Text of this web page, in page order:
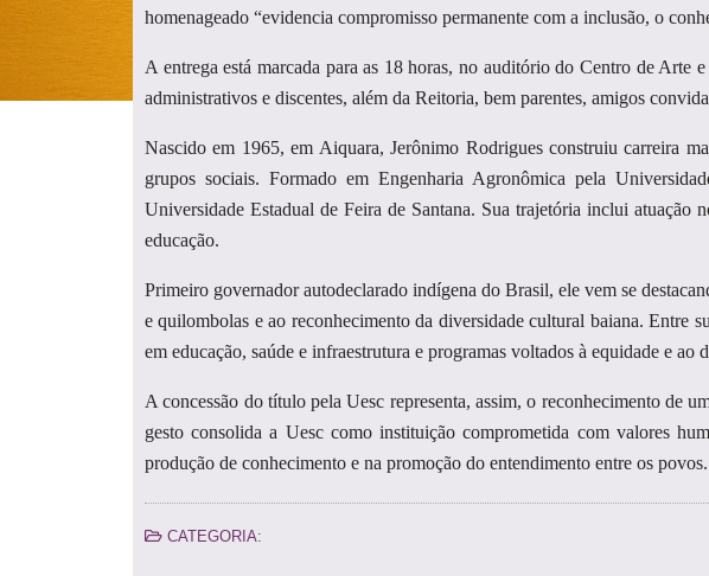
homenageado “evidencia compromisso permanente com a inclusão, o
A entrega está marcada para as 18 horas, no auditório do Centro de Arte
administrativos e discentes, além da Reitoria, bem parentes, amigos
Nascido em 1965, em Aiquara, Jerônimo Rodrigues construiu carreira
grupos sociais. Formado em Engenharia Agronômica pela
Universidade Estadual de Feira de Santana. Sua trajetória inclui atuação
educação.
Primeiro governador autodeclarado indígena do Brasil, ele vem se
e quilombolas e ao reconhecimento da diversidade cultural baiana. Entre
em educação, saúde e infraestrutura e programas voltados à equidade e ao
A concessão do título pela Uesc representa, assim, o reconhecimento de
gesto consolida a Uesc como instituição comprometida com valores
produção de conhecimento e na promoção do entendimento entre os povos.
CATEGORIA: